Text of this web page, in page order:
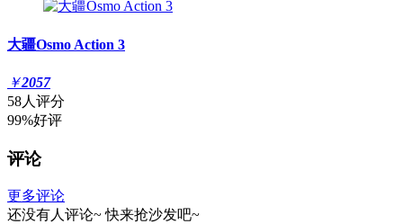
大疆Osmo Action 3
￥2057
58人评分
99%好评
评论
更多评论
还没有人评论~ 快来抢沙发吧~